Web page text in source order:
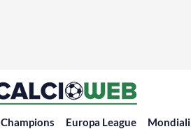
Champions Europa League